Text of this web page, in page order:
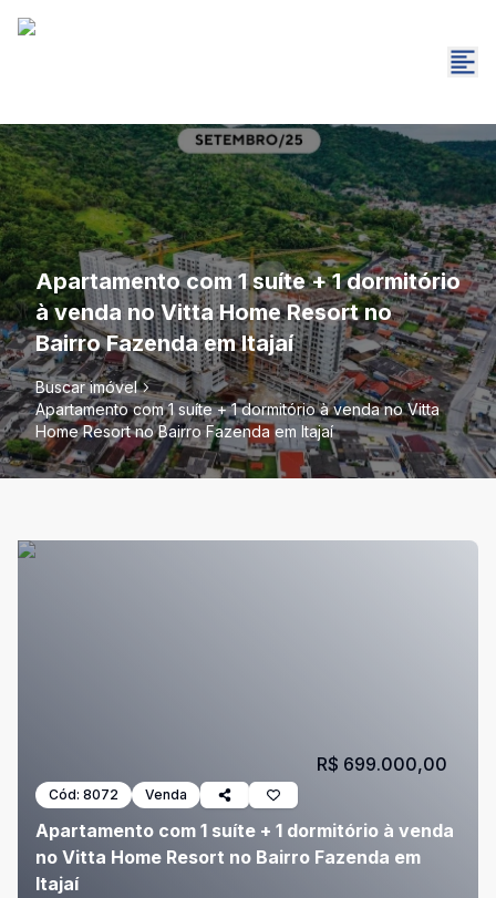
Apartamento com 1 suíte + 1 dormitório
à venda no Vitta Home Resort no
Bairro Fazenda em Itajaí
Buscar imóvel
Apartamento com 1 suíte + 1 dormitório à venda no Vitta
Home Resort no Bairro Fazenda em Itajaí
Cód: 8072 Venda
Apartamento com 1 suíte + 1 dormitório à venda
no Vitta Home Resort no Bairro Fazenda em
Itajaí
R$ 699.000,00